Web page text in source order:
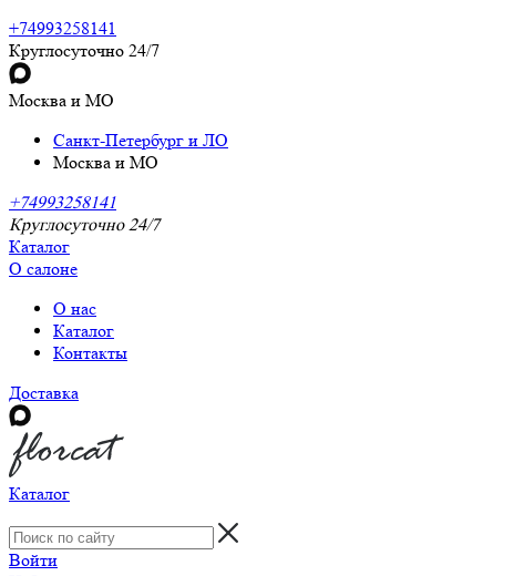
+74993258141
Круглосуточно 24/7
Москва и МО
Санкт-Петербург и ЛО
Москва и МО
+74993258141
Круглосуточно 24/7
Каталог
О салоне
О нас
Каталог
Контакты
Доставка
Каталог
Войти